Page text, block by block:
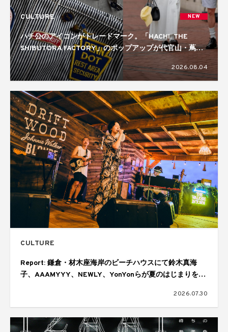
CULTURE NEW
ハチ公のアイコンがトレードマーク。「HACHI. THE
SHIBUTORA FACTORY」のポップアップが代官山・蔦屋
書店で開催中
2026.08.04
CULTURE
Report: 鎌倉・材木座海岸のビーチハウスにて鈴木真海
子、AAAMYYY、NEWLY、YonYonらが夏のはじまりを幻
2026.07.30